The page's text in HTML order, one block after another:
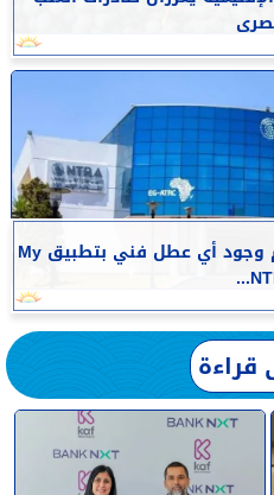
تنظيم الاتصالات في مصر: عدم وجود أي عطل فني بتطبيق My
قراءة